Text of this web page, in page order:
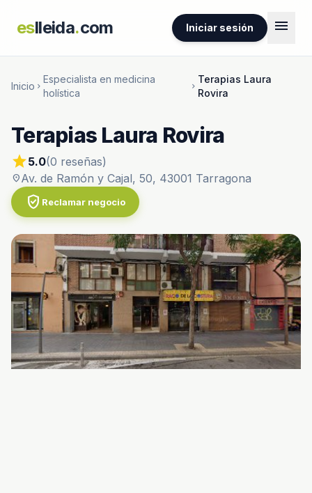
eslleida.com Iniciar sesión menu
Inicio chevron_right
Especialista en medicina
holística
chevron_right
Terapias Laura
Rovira
Terapias Laura Rovira
star5.0(0 reseñas)
location_onAv. de Ramón y Cajal, 50, 43001 Tarragona
verified_user Reclamar negocio